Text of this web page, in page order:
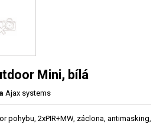
Mini, bílá
Ajax systems
pohybu, 2xPIR+MW, záclona, antimasking,